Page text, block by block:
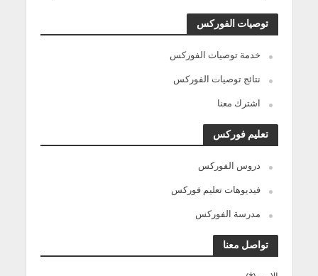
توصيات الفوركس
خدمة توصيات الفوركس
نتائج توصيات الفوركس
اشترك معنا
تعليم فوركس
دروس الفوركس
فيديوهات تعليم فوركس
مدرسة الفوركس
تواصل معنا